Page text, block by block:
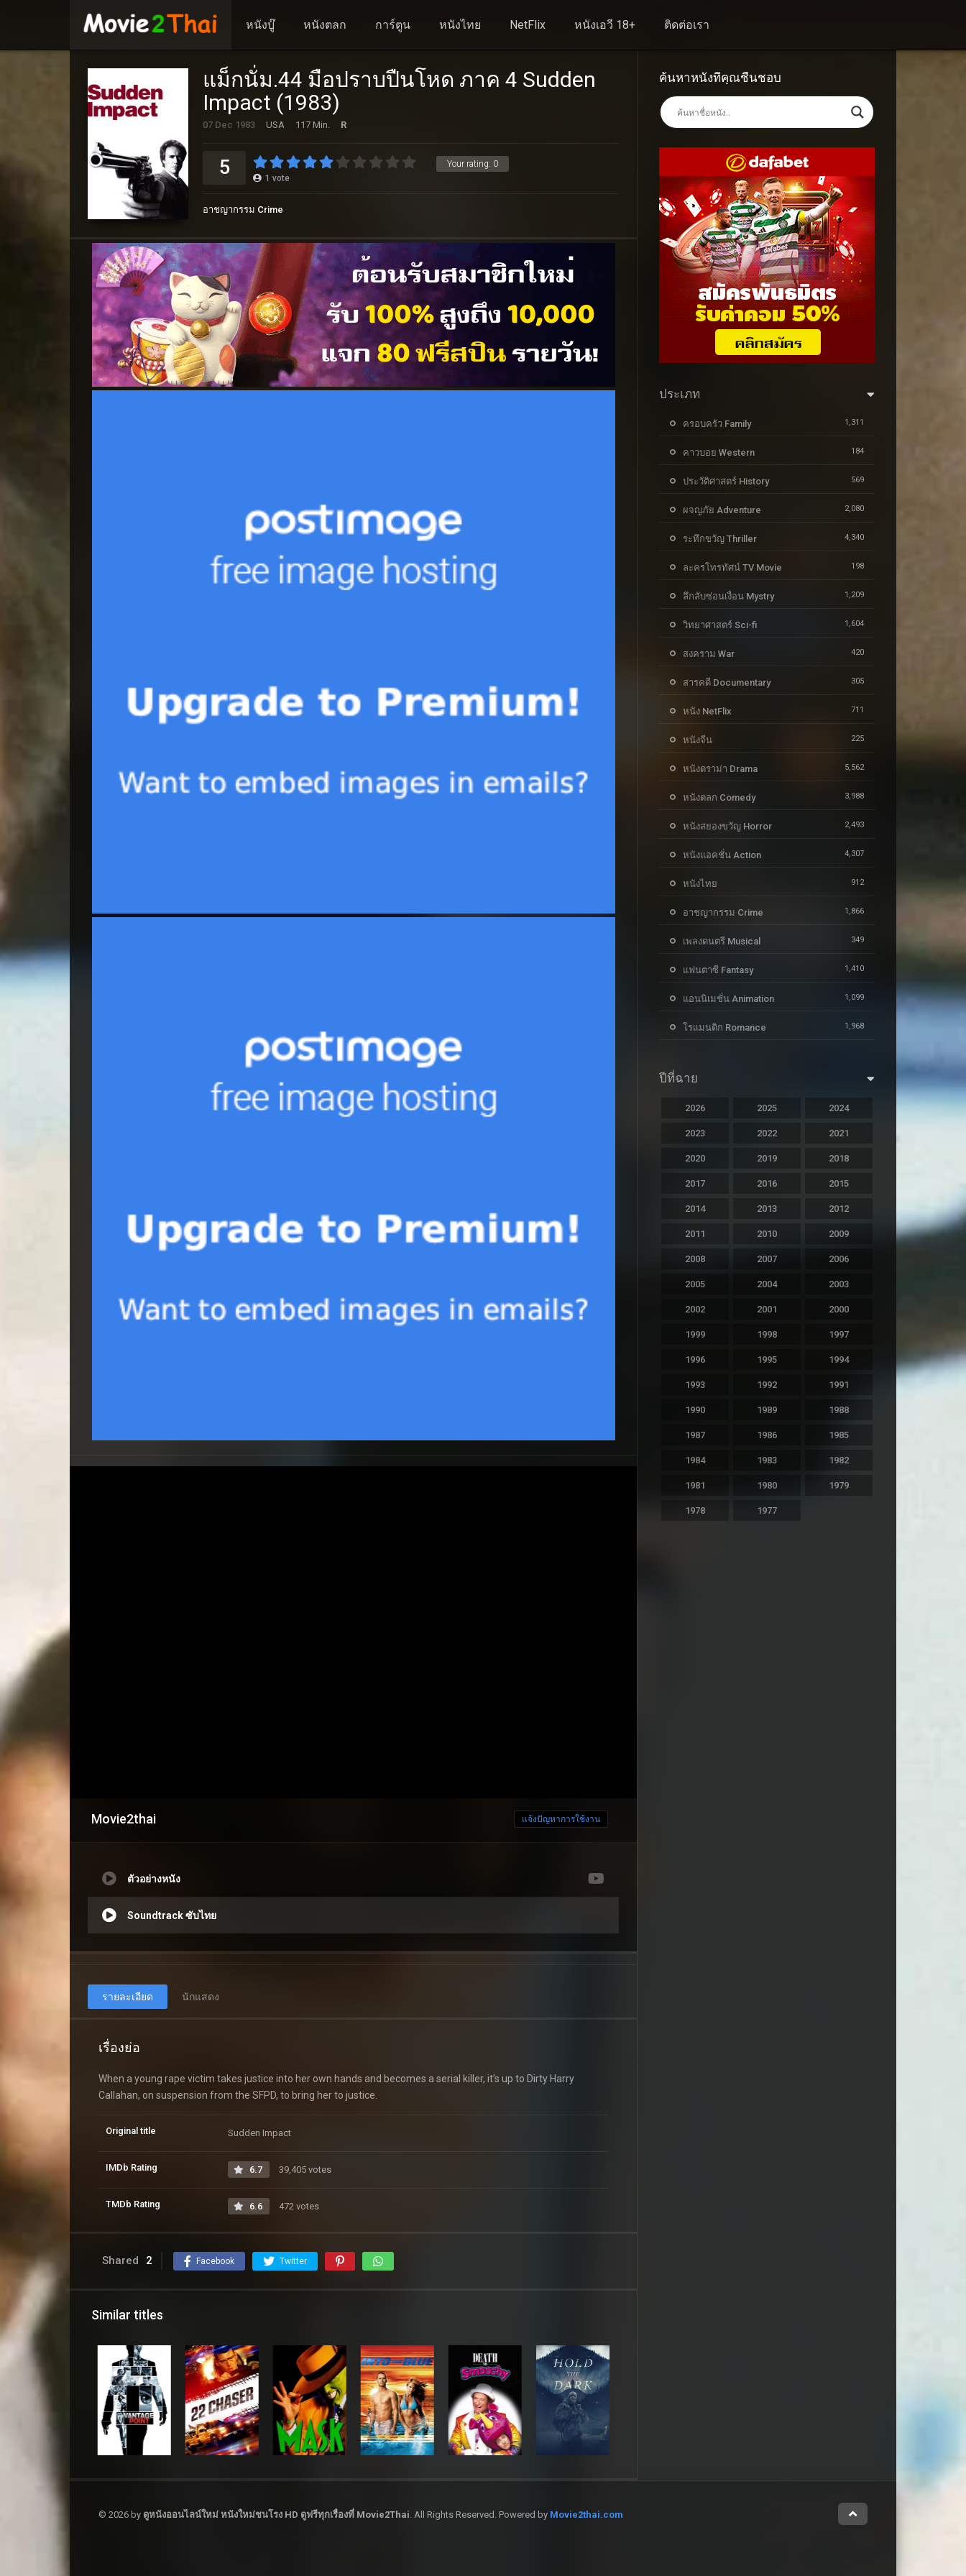
หนังบู๊ หนังตลก การ์ตูน หนังไทย NetFlix หนังเอวี 18+ ติดต่อเรา
แม็กนั่ม.44 มือปราบปืนโหด ภาค 4 Sudden
Impact (1983)
07 Dec 1983 USA 117 Min. R
Your rating: 0
5 1 vote
อาชญากรรม Crime
Movie2thai แจ้งปัญหาการใช้งาน
ตัวอย่างหนัง
Soundtrack ซับไทย
รายละเอียด นักแสดง
เรื่องย่อ
When a young rape victim takes justice into her own hands and becomes a serial killer, it’s up to Dirty Harry
Callahan, on suspension from the SFPD, to bring her to justice.
Original title Sudden Impact
IMDb Rating 6.7 39,405 votes
TMDb Rating 6.6 472 votes
Shared 2 Facebook Twitter
Similar titles
ค้นหาหนังที่คุณชื่นชอบ
ประเภท
ครอบครัว Family 1,311
คาวบอย Western 184
ประวัติศาสตร์ History 569
ผจญภัย Adventure 2,080
ระทึกขวัญ Thriller 4,340
ละครโทรทัศน์ TV Movie 198
ลึกลับซ่อนเงื่อน Mystry 1,209
วิทยาศาสตร์ Sci-fi 1,604
สงคราม War 420
สารคดี Documentary 305
หนัง NetFlix 711
หนังจีน 225
หนังดราม่า Drama 5,562
หนังตลก Comedy 3,988
หนังสยองขวัญ Horror 2,493
หนังแอคชั่น Action 4,307
หนังไทย 912
อาชญากรรม Crime 1,866
เพลงดนตรี Musical 349
แฟนตาซี Fantasy 1,410
แอนนิเมชั่น Animation 1,099
โรแมนติก Romance 1,968
ปีที่ฉาย
2026 2025 2024
2023 2022 2021
2020 2019 2018
2017 2016 2015
2014 2013 2012
2011 2010 2009
2008 2007 2006
2005 2004 2003
2002 2001 2000
1999 1998 1997
1996 1995 1994
1993 1992 1991
1990 1989 1988
1987 1986 1985
1984 1983 1982
1981 1980 1979
1978 1977
© 2026 by ดูหนังออนไลน์ใหม่ หนังใหม่ชนโรง HD ดูฟรีทุกเรื่องที่ Movie2Thai . All Rights Reserved. Powered by Movie2thai.com